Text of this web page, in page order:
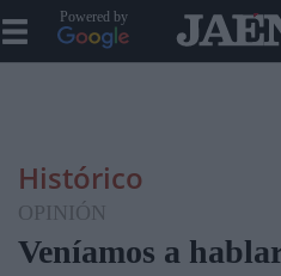
Powered by
Histórico
OPINIÓN
Veníamos a